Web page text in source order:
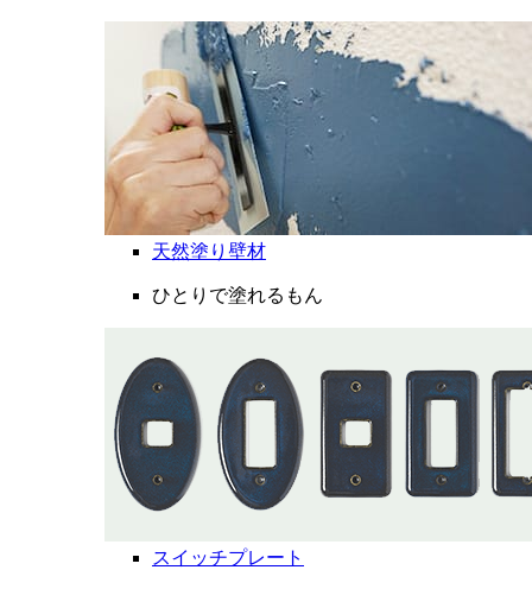
天然塗り壁材
ひとりで塗れるもん
スイッチプレート